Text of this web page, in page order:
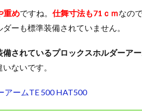
重めですね。 仕舞寸法も71ｃｍなの
ーも標準装備されていません。
されているプロックスホルダーア
ないです。
アームTE 500 HAT500